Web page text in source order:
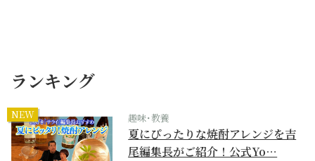
ランキング
NEW 趣味･教養
夏にぴったりな焼酎アレンジを吉
尾編集長がご紹介！公式Yo…